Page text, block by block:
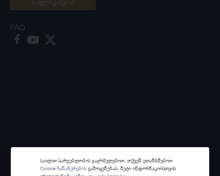
FAQ
საიტით სარგებლობის გაგრძელებით, თქვენ ეთანხმებით
Cookie ჩანაწერების გამოყენებას. მეტი ინფორმაციისთვის